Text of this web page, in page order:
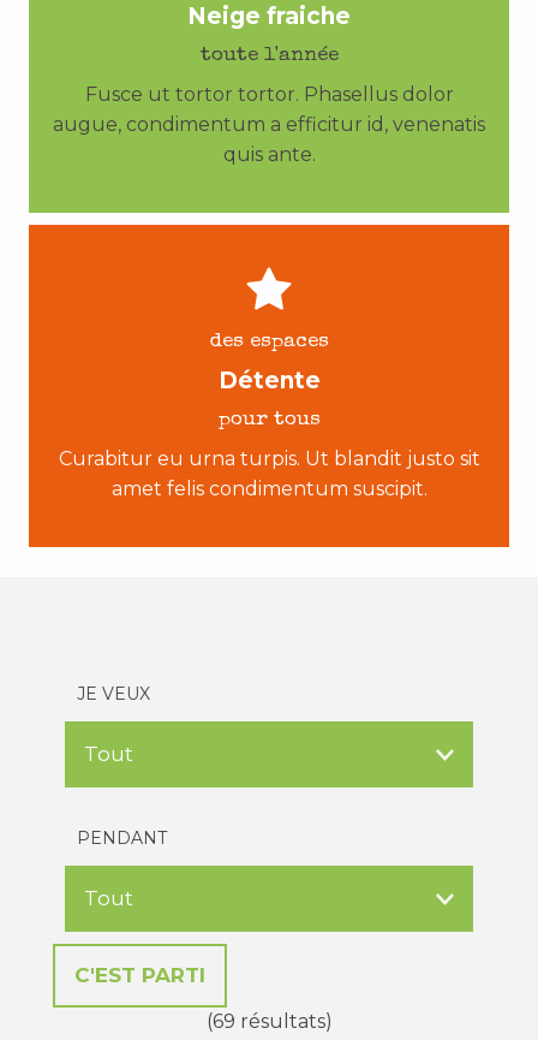
Neige fraiche
toute l'année
Fusce ut tortor tortor. Phasellus dolor
augue, condimentum a efficitur id, venenatis
quis ante.
des espaces
Détente
pour tous
Curabitur eu urna turpis. Ut blandit justo sit
amet felis condimentum suscipit.
JE VEUX
PENDANT
(69 résultats)